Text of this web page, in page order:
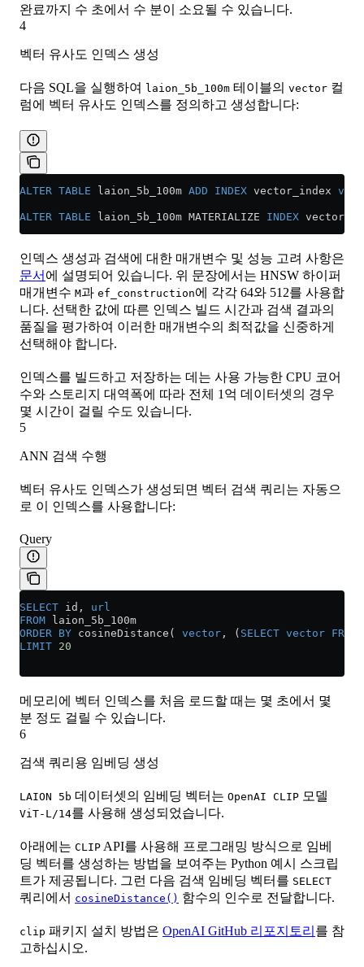
완료까지 수 초에서 수 분이 소요될 수 있습니다.
4
벡터 유사도 인덱스 생성
다음 SQL을 실행하여 laion_5b_100m 테이블의 vector 컬
럼에 벡터 유사도 인덱스를 정의하고 생성합니다:
ALTER TABLE laion_5b_100m ADD INDEX vector_index
ALTER TABLE laion_5b_100m MATERIALIZE INDEX
인덱스 생성과 검색에 대한 매개변수 및 성능 고려 사항은
문서 에 설명되어 있습니다. 위 문장에서는 HNSW 하이퍼
매개변수 M과 ef_construction에 각각 64와 512를 사용합
니다. 선택한 값에 따른 인덱스 빌드 시간과 검색 결과의
품질을 평가하여 이러한 매개변수의 최적값을 신중하게
선택해야 합니다.
인덱스를 빌드하고 저장하는 데는 사용 가능한 CPU 코어
수와 스토리지 대역폭에 따라 전체 1억 데이터셋의 경우
몇 시간이 걸릴 수도 있습니다.
5
ANN 검색 수행
벡터 유사도 인덱스가 생성되면 벡터 검색 쿼리는 자동으
로 이 인덱스를 사용합니다:
Query
SELECT id, url
FROM laion_5b_100m
ORDER BY cosineDistance( vector , ( SELECT vector FROM
LIMIT 20
메모리에 벡터 인덱스를 처음 로드할 때는 몇 초에서 몇
분 정도 걸릴 수 있습니다.
6
검색 쿼리용 임베딩 생성
LAION 5b 데이터셋의 임베딩 벡터는 OpenAI CLIP 모델
ViT-L/14를 사용해 생성되었습니다.
아래에는 CLIP API를 사용해 프로그래밍 방식으로 임베
딩 벡터를 생성하는 방법을 보여주는 Python 예시 스크립
트가 제공됩니다. 그런 다음 검색 임베딩 벡터를 SELECT
쿼리에서 cosineDistance() 함수의 인수로 전달합니다.
clip 패키지 설치 방법은 OpenAI GitHub 리포지토리 를 참
고하십시오.